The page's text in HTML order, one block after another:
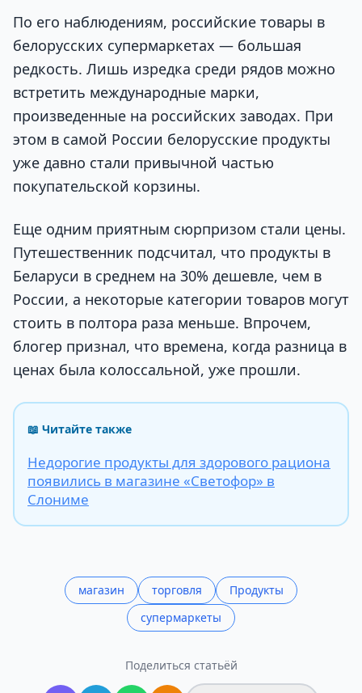
По его наблюдениям, российские товары в
белорусских супермаркетах — большая
редкость. Лишь изредка среди рядов можно
встретить международные марки,
произведенные на российских заводах. При
этом в самой России белорусские продукты
уже давно стали привычной частью
покупательской корзины.
Еще одним приятным сюрпризом стали цены.
Путешественник подсчитал, что продукты в
Беларуси в среднем на 30% дешевле, чем в
России, а некоторые категории товаров могут
стоить в полтора раза меньше. Впрочем,
блогер признал, что времена, когда разница в
ценах была колоссальной, уже прошли.
📖 Читайте также
Недорогие продукты для здорового рациона
появились в магазине «Светофор» в
Слониме
магазин торговля
Продукты
супермаркеты
Поделиться статьёй